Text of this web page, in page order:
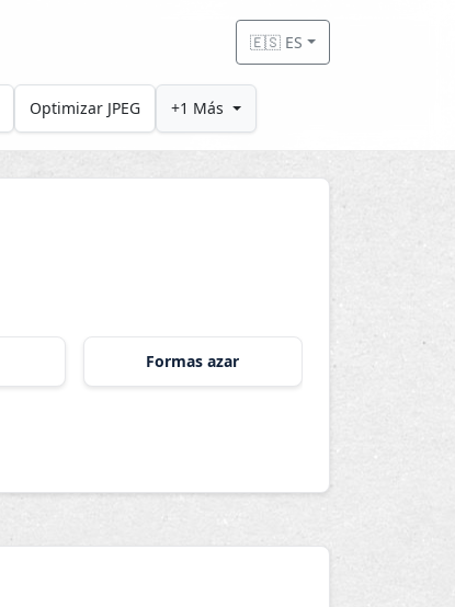
🇪🇸 ES
Optimizar JPEG +1 Más
Formas azar